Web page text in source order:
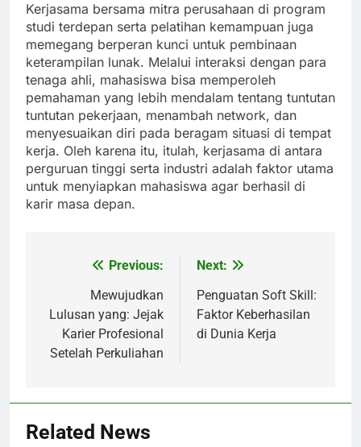
Kerjasama bersama mitra perusahaan di program
studi terdepan serta pelatihan kemampuan juga
memegang berperan kunci untuk pembinaan
keterampilan lunak. Melalui interaksi dengan para
tenaga ahli, mahasiswa bisa memperoleh
pemahaman yang lebih mendalam tentang tuntutan
tuntutan pekerjaan, menambah network, dan
menyesuaikan diri pada beragam situasi di tempat
kerja. Oleh karena itu, itulah, kerjasama di antara
perguruan tinggi serta industri adalah faktor utama
untuk menyiapkan mahasiswa agar berhasil di
karir masa depan.
navigation
Previous:
Mewujudkan
Lulusan yang: Jejak
Karier Profesional
Setelah Perkuliahan
Next:
Penguatan Soft Skill:
Faktor Keberhasilan
di Dunia Kerja
Related News